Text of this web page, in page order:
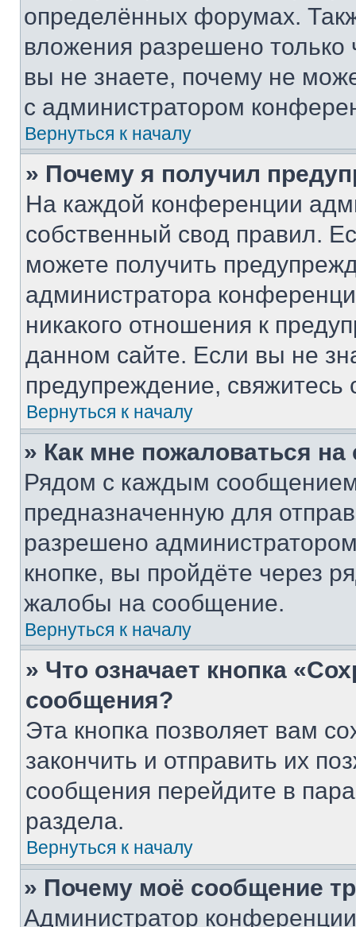
определённых форумах.
вложения разрешено
вы не знаете, почему не
с администратором
Вернуться к началу
» Почему я получил
На каждой конференции
собственный свод правил.
можете получить
администратора
никакого отношения к
данном сайте. Если вы не
предупреждение,
Вернуться к началу
» Как мне пожаловаться
Рядом с каждым сообщением
предназначенную для
разрешено
кнопке, вы пройдёте через
жалобы на сообщение.
Вернуться к началу
» Что означает кнопка
сообщения?
Эта кнопка позволяет вам
закончить и отправить их
сообщения перейдите в
раздела.
Вернуться к началу
» Почему моё сообщение
Администратор